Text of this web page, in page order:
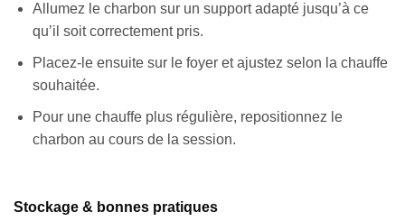
Allumez le charbon sur un support adapté jusqu’à ce
qu’il soit correctement pris.
Placez-le ensuite sur le foyer et ajustez selon la chauffe
souhaitée.
Pour une chauffe plus régulière, repositionnez le
charbon au cours de la session.
Stockage & bonnes pratiques